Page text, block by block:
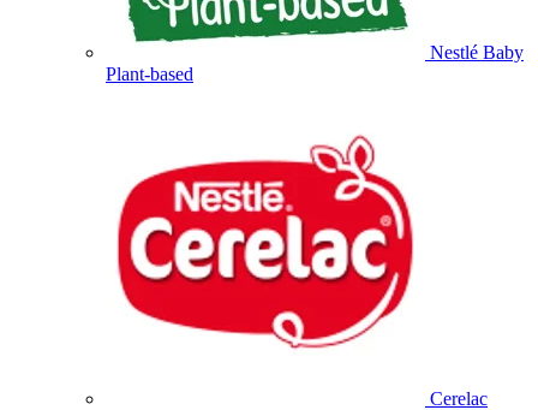
Nestlé Baby
Plant-based
Cerelac